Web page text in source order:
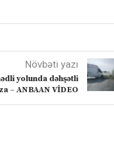
Növbəti yazı
yolunda dəhşətli
– ANBAAN VİDEO